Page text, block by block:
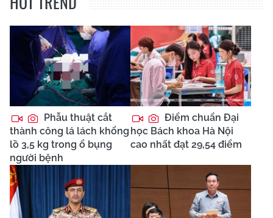
Phẫu thuật cắt
thành công lá lách khổng
lồ 3,5 kg trong ổ bụng
người bệnh
Điểm chuẩn Đại
học Bách khoa Hà Nội
cao nhất đạt 29,54 điểm